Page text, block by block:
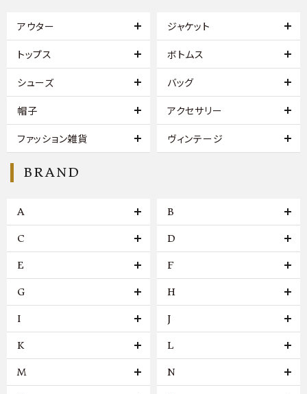
アウター ジャケット
トップス ボトムス
シューズ バッグ
帽子 アクセサリー
ファッション雑貨 ヴィンテージ
BRAND
A B
C D
E F
G H
I J
K L
M N